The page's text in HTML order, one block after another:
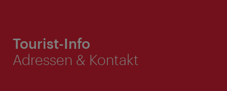
Tourist-Info
Adressen & Kontakt